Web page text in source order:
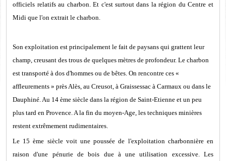
officiels relatifs au charbon. Et c'est surtout dans la région du Centre et
Midi que l'on extrait le charbon.
Son exploitation est principalement le fait de paysans qui grattent leur
champ, creusant des trous de quelques mètres de profondeur. Le charbon
est transporté à dos d'hommes ou de bêtes. On rencontre ces «
affleurements » près Alès, au Creusot, à Graissessac à Carmaux ou dans le
Dauphiné. Au 14 ème siècle dans la région de Saint-Etienne et un peu
plus tard en Provence. A la fin du moyen-Age, les techniques minières
restent extrêmement rudimentaires.
Le 15 ème siècle voit une poussée de l'exploitation charbonnière en
raison d'une pénurie de bois due à une utilisation excessive. Les